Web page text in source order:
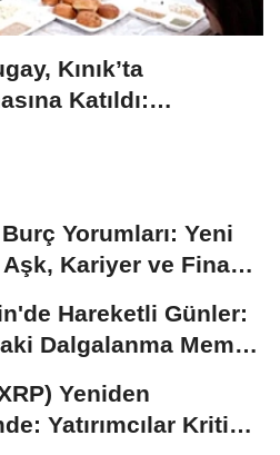
Kınık’ta
Katıldı:
Yorumları: Yeni
Kariyer ve Finans
Hareketli Günler:
Dalgalanma Meme
Yeniden
Yatırımcılar Kritik